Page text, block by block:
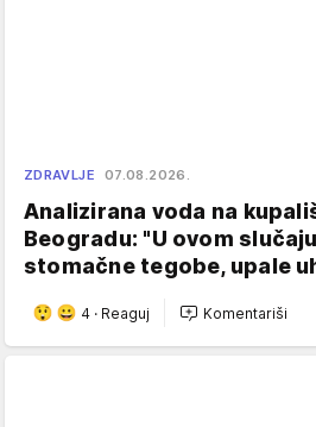
ZDRAVLJE 07.08.2026.
Analizirana voda na
Beogradu: "U ovom
stomačne tegobe, upale
4 · Reaguj Komentariši